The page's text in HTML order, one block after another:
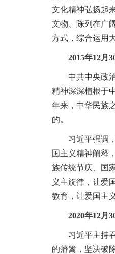
文化精神弘扬起
文物、陈列在广
方式，综合运用
2015年12月
中共中央政治
精神深深植根于
年来，中华民族
的。
习近平强调，
国主义精神阐释
族传统节庆、国
义主旋律，让爱
教育，让爱国主
2020年12月
习近平主持召
的藩篱，坚决破